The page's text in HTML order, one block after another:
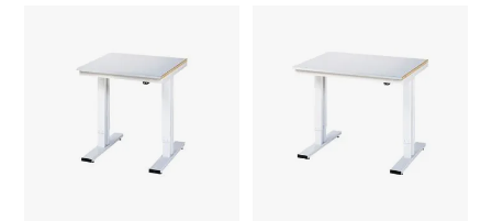
sänkbart
Arbetsbord
sänkbart
Arbetsbord